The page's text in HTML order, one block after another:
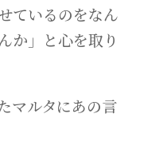
ているのをなん
か」と心を取り
マルタにあの言